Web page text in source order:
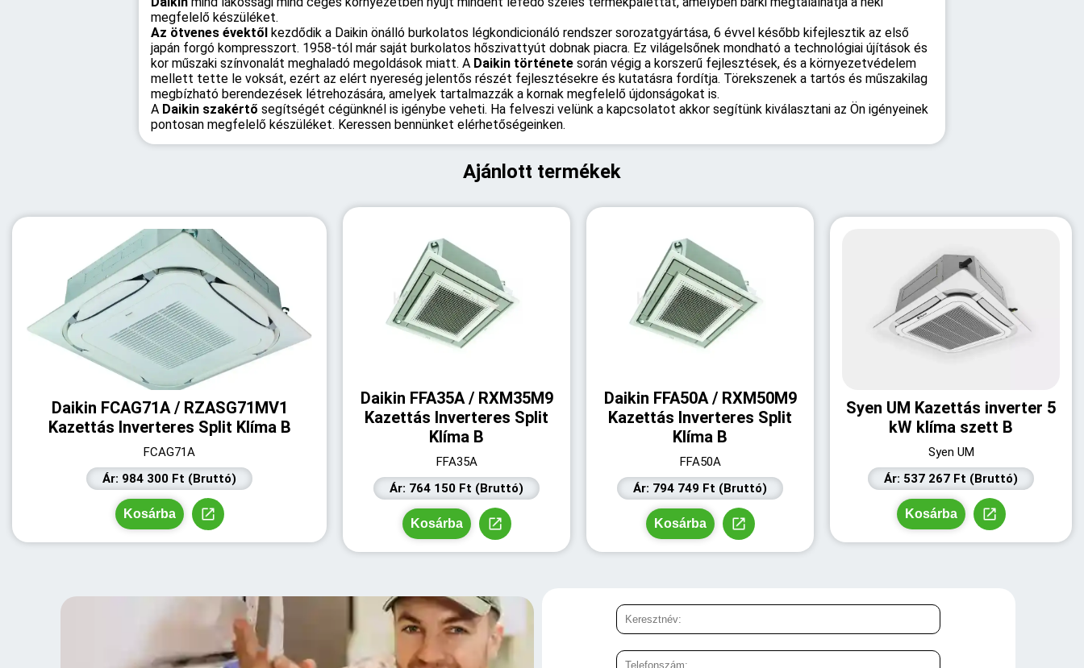
megfelelő készüléket.
Az ötvenes évektőlkezdődik a Daikin önálló burkolatos légkondicionáló rendszer sorozatgyártása, 6 évvel később kifejlesztik az első
japán forgó kompresszort. 1958-tól már saját burkolatos hőszivattyút dobnak piacra. Ez világelsőnek mondható a technológiai újítások és
kor műszaki színvonalát meghaladó megoldások miatt. A Daikin történetesorán végig a korszerű fejlesztések, és a környezetvédelem
mellett tette le voksát, ezért az elért nyereség jelentős részét fejlesztésekre és kutatásra fordítja. Törekszenek a tartós és műszakilag
megbízható berendezések létrehozására, amelyek tartalmazzák a kornak megfelelő újdonságokat is.
A Daikin szakértő segítségét cégünknél is igénybe veheti. Ha felveszi velünk a kapcsolatot akkor segítünk kiválasztani az Ön igényeinek
pontosan megfelelő készüléket. Keressen bennünket elérhetőségeinken.
Ajánlott termékek
Daikin FCAG71A / RZASG71MV1
Kazettás Inverteres Split Klíma B
FCAG71A
Ár: 984 300 Ft (Bruttó)
Kosárba
Daikin FFA35A / RXM35M9
Kazettás Inverteres Split
Klíma B
FFA35A
Ár: 764 150 Ft (Bruttó)
Kosárba
Daikin FFA50A / RXM50M9
Kazettás Inverteres Split
Klíma B
FFA50A
Ár: 794 749 Ft (Bruttó)
Kosárba
Syen UM Kazettás inverter 5
kW klíma szett B
Syen UM
Ár: 537 267 Ft (Bruttó)
Kosárba